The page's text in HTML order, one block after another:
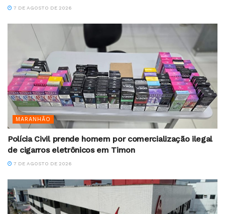
7 DE AGOSTO DE 2026
MARANHÃO
Polícia Civil prende homem por comercialização ilegal
de cigarros eletrônicos em Timon
7 DE AGOSTO DE 2026